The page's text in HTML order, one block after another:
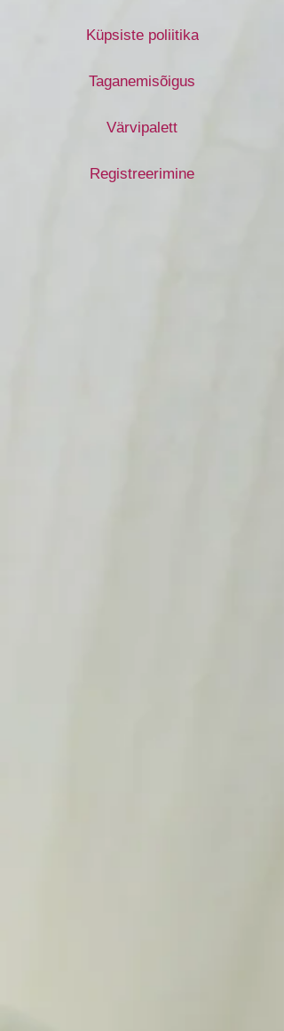
Küpsiste poliitika
Taganemisõigus
Värvipalett
Registreerimine